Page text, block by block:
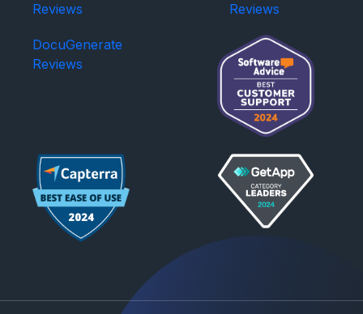
Reviews
Reviews
DocuGenerate
Reviews